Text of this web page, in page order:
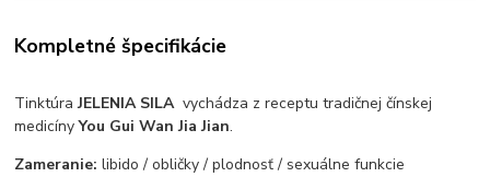
Kompletné špecifikácie
TinktúraJELENIA SILA vychádza z receptu tradičnej čínskej
medicínyYou Gui Wan Jia Jian.
Zameranie:libido / obličky / plodnosť / sexuálne funkcie